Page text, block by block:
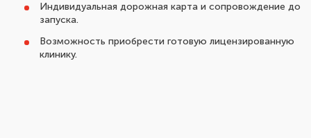
Индивидуальная дорожная карта и сопровождение до
запуска.
Возможность приобрести готовую лицензированную
клинику.